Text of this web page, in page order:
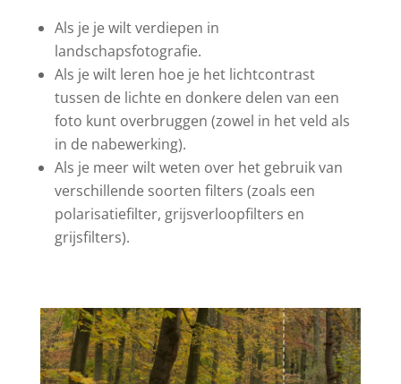
Als je je wilt verdiepen in
landschapsfotografie.
Als je wilt leren hoe je het lichtcontrast
tussen de lichte en donkere delen van een
foto kunt overbruggen (zowel in het veld als
in de nabewerking).
Als je meer wilt weten over het gebruik van
verschillende soorten filters (zoals een
polarisatiefilter, grijsverloopfilters en
grijsfilters).